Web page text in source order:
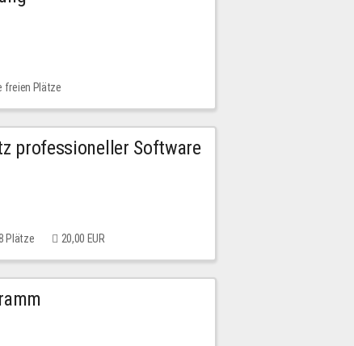
freien Plätze
professioneller Software
Plätze 20,00 EUR